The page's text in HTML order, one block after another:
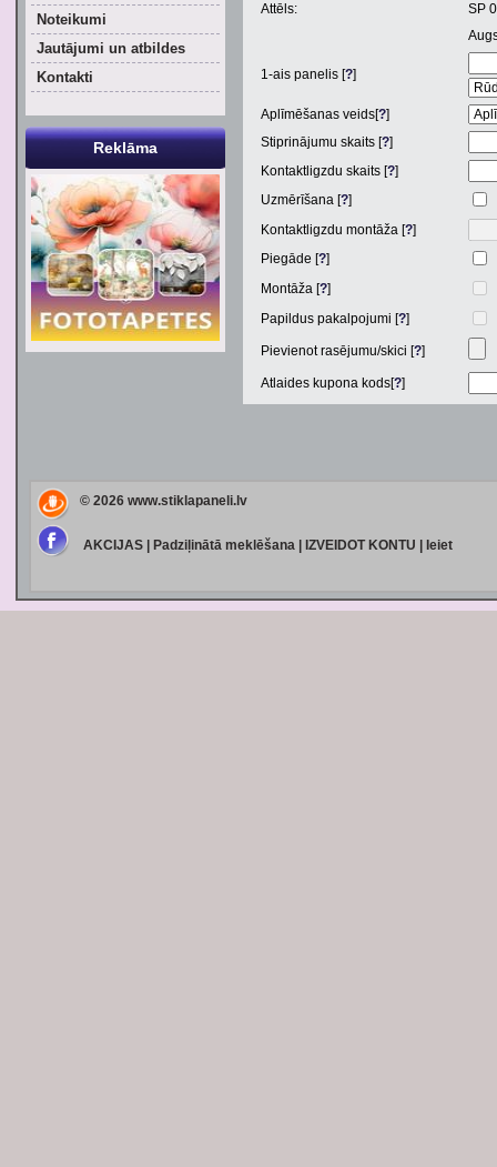
Attēls:
SP
1-ais panelis [?]
Aplīmēšanas veids[?]
Stiprinājumu skaits [?]
Kontaktligzdu skaits [?]
Uzmērīšana [?]
Kontaktligzdu montāža [?]
Piegāde [?]
Montāža [?]
Papildus pakalpojumi [?]
Pievienot rasējumu/skici [?]
Atlaides kupona kods[?]
Noteikumi
Jautājumi un atbildes
Kontakti
Reklāma
© 2026 www.stiklapaneli.lv
AKCIJAS| Padziļinātā meklēšana| IZVEIDOT KONTU Ieiet